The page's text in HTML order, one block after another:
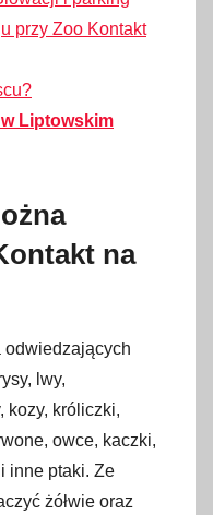
przy Zoo Kontakt
Liptowskim
na
odwiedzających
lwy,
kozy, króliczki,
owce, kaczki,
inne ptaki. Ze
żółwie oraz